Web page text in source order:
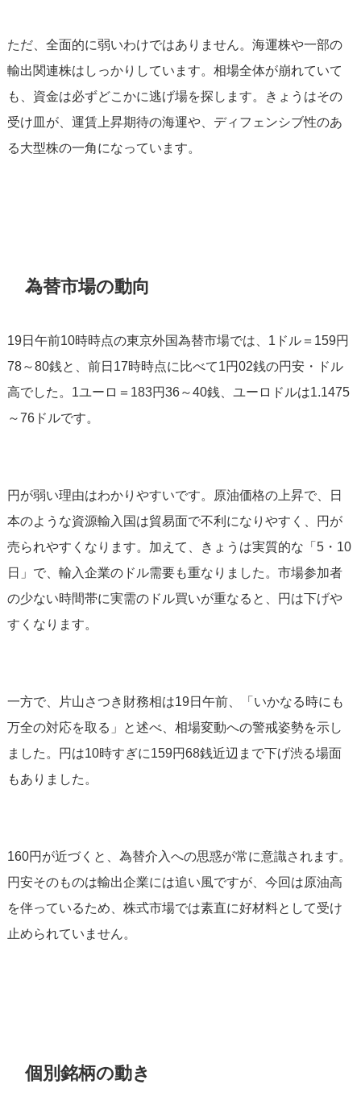
ただ、全面的に弱いわけではありません。海運株や一部の
輸出関連株はしっかりしています。相場全体が崩れていて
も、資金は必ずどこかに逃げ場を探します。きょうはその
受け皿が、運賃上昇期待の海運や、ディフェンシブ性のあ
る大型株の一角になっています。
為替市場の動向
19日午前10時時点の東京外国為替市場では、1ドル＝159円
78～80銭と、前日17時時点に比べて1円02銭の円安・ドル
高でした。1ユーロ＝183円36～40銭、ユーロドルは1.1475
～76ドルです。
円が弱い理由はわかりやすいです。原油価格の上昇で、日
本のような資源輸入国は貿易面で不利になりやすく、円が
売られやすくなります。加えて、きょうは実質的な「5・10
日」で、輸入企業のドル需要も重なりました。市場参加者
の少ない時間帯に実需のドル買いが重なると、円は下げや
すくなります。
一方で、片山さつき財務相は19日午前、「いかなる時にも
万全の対応を取る」と述べ、相場変動への警戒姿勢を示し
ました。円は10時すぎに159円68銭近辺まで下げ渋る場面
もありました。
160円が近づくと、為替介入への思惑が常に意識されます。
円安そのものは輸出企業には追い風ですが、今回は原油高
を伴っているため、株式市場では素直に好材料として受け
止められていません。
個別銘柄の動き